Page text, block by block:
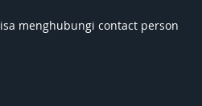
menghubungi contact person